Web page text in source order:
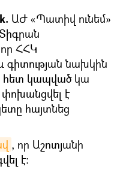
ԱԺ «Պատիվ ունեմ»
ՀՀԿ
նախկին
հետ կապված կա
փոխանցվել է
հայտնեց
, որ Աշոտյանի
է։